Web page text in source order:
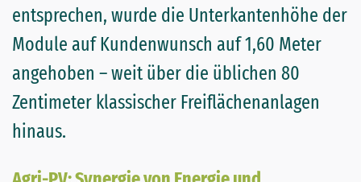
entsprechen, wurde die Unterkantenhöhe der
Module auf Kundenwunsch auf 1,60 Meter
angehoben – weit über die üblichen 80
Zentimeter klassischer Freiflächenanlagen
hinaus.